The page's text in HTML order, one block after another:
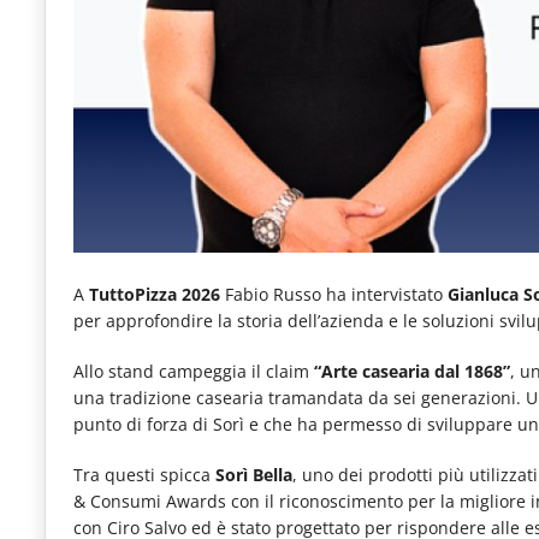
articoli
quotidiani
dell'alimentazione,
dei
consumi
fuoricasa,
del
Food
e
tutte
A TuttoPizza 2026 Fabio Russo ha intervistato Gianluca
per approfondire la storia dell’azienda e le soluzioni
Allo stand campeggia il claim “Arte casearia dal 1868”,
una tradizione casearia tramandata da sei generazioni.
punto di forza di Sorì e che ha permesso di sviluppare
Tra questi spicca Sorì Bella, uno dei prodotti più
& Consumi Awards con il riconoscimento per la migliore
con Ciro Salvo ed è stato progettato per rispondere alle